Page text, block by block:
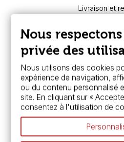
Livraison et
Paiement
FAQ
Boutique à
Carte fidélité &
Chèque cadeau,
Devis & bon de
Pass culture -
Nos promotions
Espace
Nous
privée des
Nous utilisons des cookies
expérience de navigation,
ou du contenu personnalisé
site. En cliquant sur «
consentez à l'utilisation de